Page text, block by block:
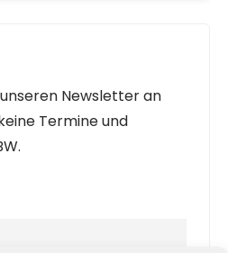
Newsletter an
Termine und